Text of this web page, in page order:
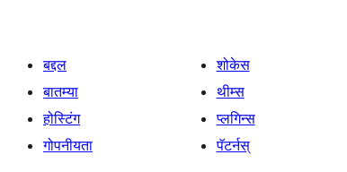
बद्दल
बातम्या
होस्टिंग
गोपनीयता
शोकेस
थीम्स
प्लगिन्स
पॅटर्नस्